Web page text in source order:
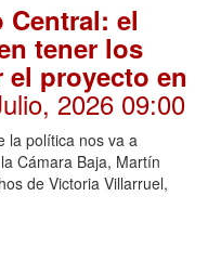
Central: el
tener los
proyecto en
2026 09:00
la política nos va a
Cámara Baja, Martín
de Victoria Villarruel,